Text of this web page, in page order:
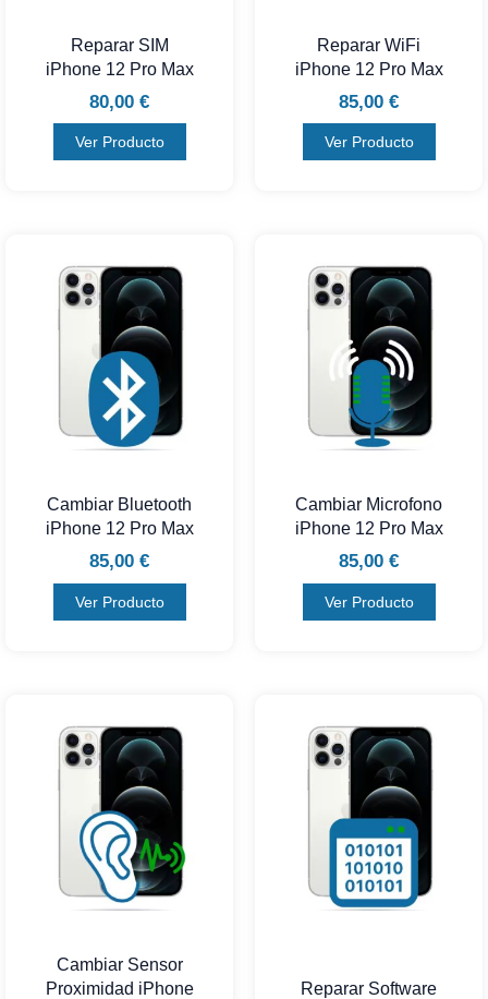
Reparar SIM
iPhone 12 Pro Max
80,00 €
Ver Producto
Reparar WiFi
iPhone 12 Pro Max
85,00 €
Ver Producto
Cambiar Bluetooth
iPhone 12 Pro Max
85,00 €
Ver Producto
Cambiar Microfono
iPhone 12 Pro Max
85,00 €
Ver Producto
Cambiar Sensor
Proximidad iPhone
Reparar Software